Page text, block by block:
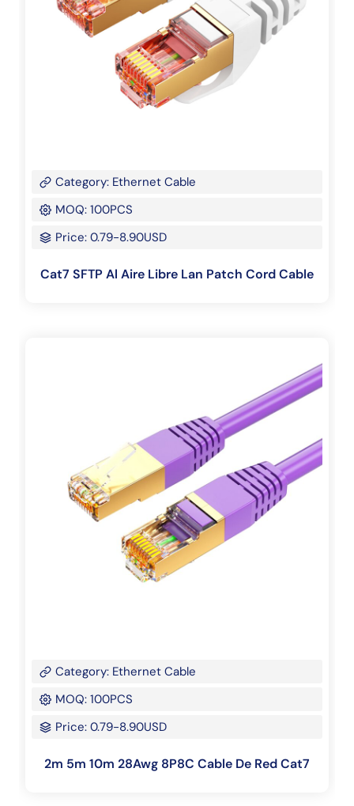
Category: Ethernet Cable
MOQ: 100PCS
Price: 0.79-8.90USD
Cat7 SFTP Al Aire Libre Lan Patch Cord Cable
Category: Ethernet Cable
MOQ: 100PCS
Price: 0.79-8.90USD
2m 5m 10m 28Awg 8P8C Cable De Red Cat7